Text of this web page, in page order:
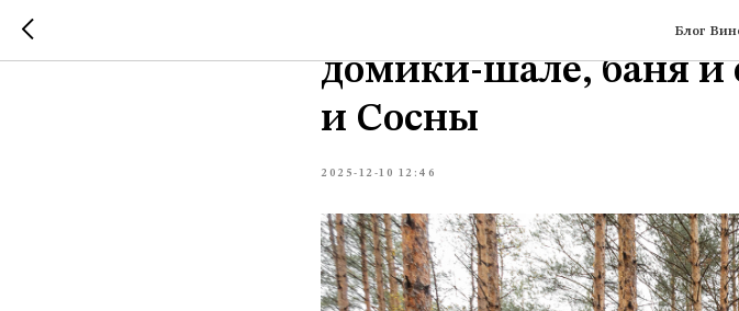
Блог
Эко отель в
домики-шале, баня и
и Сосны
2025-12-10 12:46